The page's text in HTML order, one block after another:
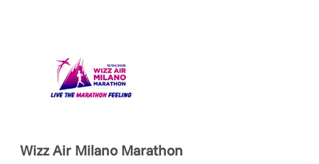
Wizz Air Milano Marathon